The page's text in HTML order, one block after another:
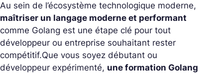
Au sein de l’écosystème technologique moderne,
maîtriser un langage moderne et performant
comme Golang est une étape clé pour tout
développeur ou entreprise souhaitant rester
compétitif.Que vous soyez débutant ou
développeur expérimenté, une formation Golang